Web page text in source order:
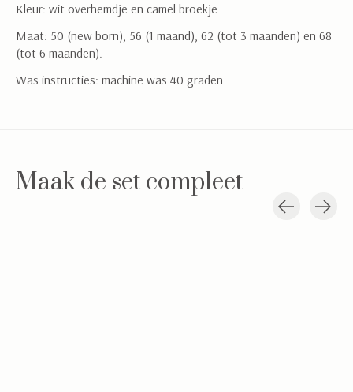
Kleur: wit overhemdje en camel broekje
Maat: 50 (new born), 56 (1 maand), 62 (tot 3 maanden) en 68
(tot 6 maanden).
Was instructies: machine was 40 graden
Maak de set compleet